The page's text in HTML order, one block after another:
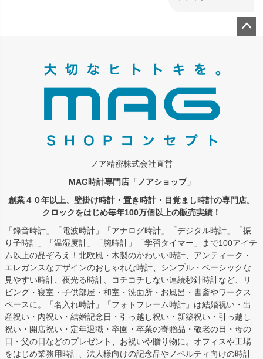
ノア精密株式会社直営
MAG時計専門店「ノアショップ」
創業４０年以上、壁掛け時計・置き時計・目覚まし時計の専門店。
クロックをはじめ毎年100万個以上の販売実績！
「録音時計」「電波時計」「アナログ時計」「デジタル時計」「振
り子時計」「温湿度計」「腕時計」「学習タイマー」まで100アイテ
ム以上の品ぞろえ！北欧風・木製のかわいい時計、アンティーク・
エレガンスなデザインのおしゃれな時計、シンプル・ベーシックな
見やすい時計、夜光る時計、コチコチしない連続秒針時計など、リ
ビング・寝室・子供部屋・和室・洗面所・お風呂・書斎やワークス
ペースに。「名入れ時計」「フォトフレーム時計」は結婚祝い・出
産祝い・内祝い・結婚記念日・引っ越し祝い・新築祝い・引っ越し
祝い・開店祝い・定年退職・卒園・卒業の寄贈品・敬老の日・母の
日・父の日などのプレゼント、お祝いや贈り物に。オフィスや工場
をはじめ業務用時計、法人様向けの記念品やノベルティ向けの時計